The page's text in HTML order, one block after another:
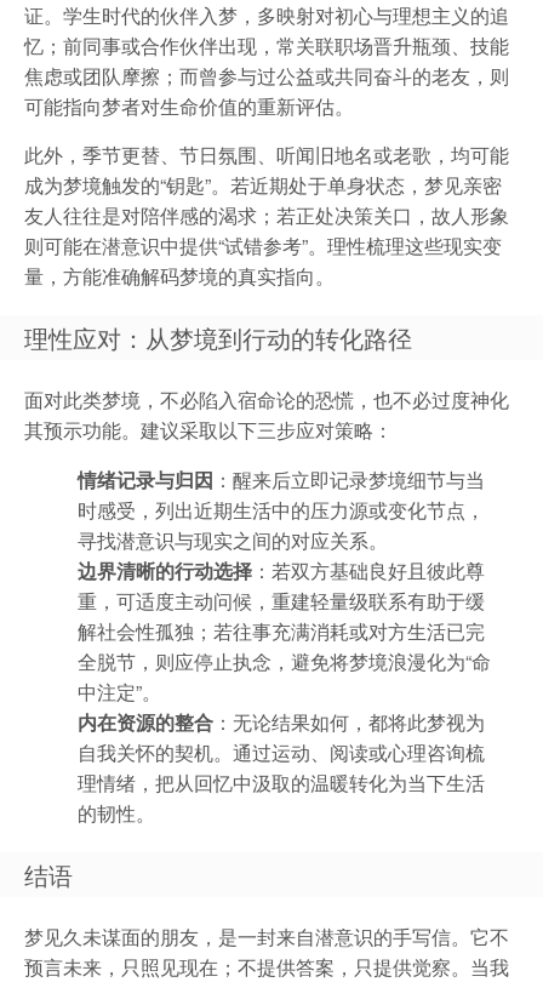
证。学生时代的伙伴入梦，多映射对初心与理想主义的追
忆；前同事或合作伙伴出现，常关联职场晋升瓶颈、技能
焦虑或团队摩擦；而曾参与过公益或共同奋斗的老友，则
可能指向梦者对生命价值的重新评估。
此外，季节更替、节日氛围、听闻旧地名或老歌，均可能
成为梦境触发的“钥匙”。若近期处于单身状态，梦见亲密
友人往往是对陪伴感的渴求；若正处决策关口，故人形象
则可能在潜意识中提供“试错参考”。理性梳理这些现实变
量，方能准确解码梦境的真实指向。
理性应对：从梦境到行动的转化路径
面对此类梦境，不必陷入宿命论的恐慌，也不必过度神化
其预示功能。建议采取以下三步应对策略：
情绪记录与归因 ：醒来后立即记录梦境细节与当
时感受，列出近期生活中的压力源或变化节点，
寻找潜意识与现实之间的对应关系。
边界清晰的行动选择 ：若双方基础良好且彼此尊
重，可适度主动问候，重建轻量级联系有助于缓
解社会性孤独；若往事充满消耗或对方生活已完
全脱节，则应停止执念，避免将梦境浪漫化为“命
中注定”。
内在资源的整合 ：无论结果如何，都将此梦视为
自我关怀的契机。通过运动、阅读或心理咨询梳
理情绪，把从回忆中汲取的温暖转化为当下生活
的韧性。
结语
梦见久未谋面的朋友，是一封来自潜意识的手写信。它不
预言未来，只照见现在；不提供答案，只提供觉察。当我